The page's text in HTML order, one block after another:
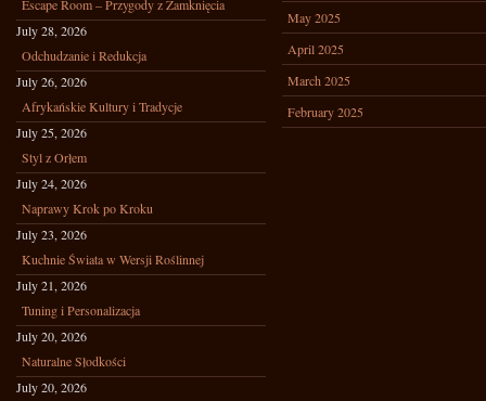
Escape Room – Przygody z Zamknięcia
July 28, 2026
Odchudzanie i Redukcja
July 26, 2026
Afrykańskie Kultury i Tradycje
July 25, 2026
Styl z Orłem
July 24, 2026
Naprawy Krok po Kroku
July 23, 2026
Kuchnie Świata w Wersji Roślinnej
July 21, 2026
Tuning i Personalizacja
July 20, 2026
Naturalne Słodkości
July 20, 2026
May 2025
April 2025
March 2025
February 2025